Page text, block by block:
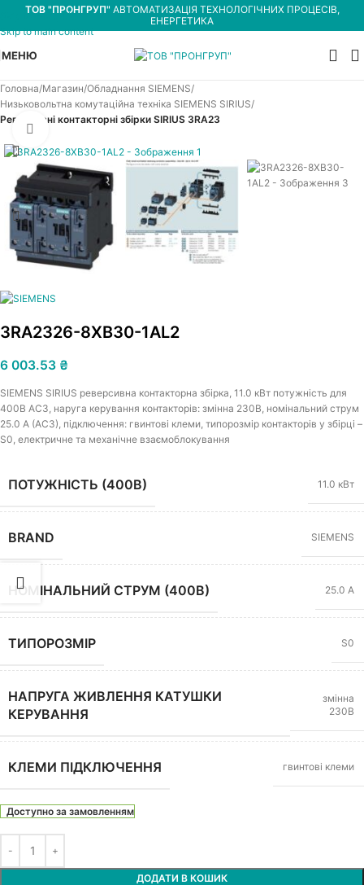
Skip to navigation
Skip to main content
ТОВ "ПРОНГРУП" АВТОМАТИЗАЦІЯ ТЕХНОЛОГІЧНИХ ПРОЦЕСІВ,
ЕНЕРГЕТИКА
МЕНЮ
Головна Магазин Обладнання SIEMENS
Низьковольтна комутаційна техніка SIEMENS SIRIUS
Реверсивні контакторні збірки SIRIUS 3RA23
3RA2326-8XB30-1AL2
6 003.53 ₴
SIEMENS SIRIUS реверсивна контакторна збірка, 11.0 кВт потужність для
400В АС3, наруга керування контакторів: змінна 230В, номінальний струм
25.0 A (AC3), підключення: гвинтові клеми, типорозмір контакторів у збірці –
S0, електричне та механічне взаємоблокування
ПОТУЖНІСТЬ (400В) 11.0 кВт
BRAND SIEMENS
НОМІНАЛЬНИЙ СТРУМ (400В) 25.0 А
ТИПОРОЗМІР S0
НАПРУГА ЖИВЛЕННЯ КАТУШКИ
КЕРУВАННЯ
змінна
230В
КЛЕМИ ПІДКЛЮЧЕННЯ гвинтові клеми
Доступно за замовленням
ДОДАТИ В КОШИК